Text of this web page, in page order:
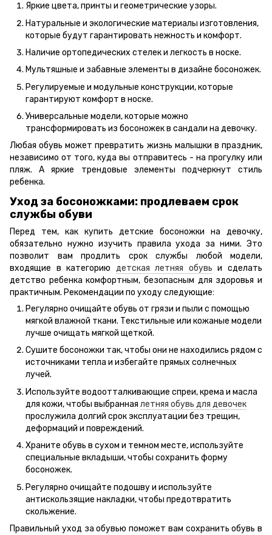
Яркие цвета, принты и геометрические узоры.
Натуральные и экологические материалы изготовления,
которые будут гарантировать нежность и комфорт.
Наличие ортопедических стелек и легкость в носке.
Мультяшные и забавные элементы в дизайне босоножек.
Регулируемые и модульные конструкции, которые
гарантируют комфорт в носке.
Универсальные модели, которые можно
трансформировать из босоножек в сандали на девочку.
Любая обувь может превратить жизнь малышки в праздник,
независимо от того, куда вы отправитесь - на прогулку или
пляж. А яркие трендовые элементы подчеркнут стиль
ребенка.
Уход за босоножками: продлеваем срок
службы обуви
Перед тем, как купить детские босоножки на девочку,
обязательно нужно изучить правила ухода за ними. Это
позволит вам продлить срок службы любой модели,
входящие в категорию детская летняя обувь и сделать
детство ребенка комфортным, безопасным для здоровья и
практичным. Рекомендации по уходу следующие:
Регулярно очищайте обувь от грязи и пыли с помощью
мягкой влажной ткани. Текстильные или кожаные модели
лучше очищать мягкой щеткой.
Сушите босоножки так, чтобы они не находились рядом с
источниками тепла и избегайте прямых солнечных
лучей.
Используйте водоотталкивающие спреи, крема и масла
для кожи, чтобы выбранная летняя обувь для девочек
прослужила долгий срок эксплуатации без трещин,
деформаций и повреждений.
Храните обувь в сухом и темном месте, используйте
специальные вкладыши, чтобы сохранить форму
босоножек.
Регулярно очищайте подошву и используйте
антискользящие накладки, чтобы предотвратить
скольжение.
Правильный уход за обувью поможет вам сохранить обувь в